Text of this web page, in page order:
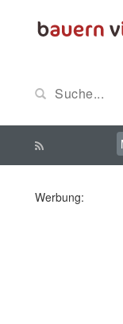
Werbung: